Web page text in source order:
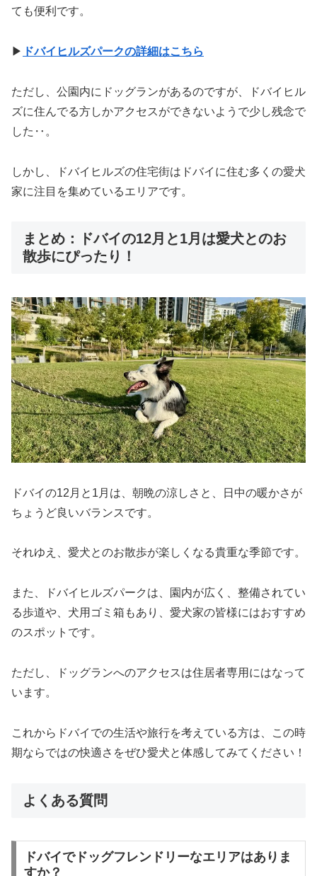
ても便利です。
▶︎ ドバイヒルズパークの詳細はこちら
ただし、公園内にドッグランがあるのですが、ドバイヒル
ズに住んでる方しかアクセスができないようで少し残念で
した‥。
しかし、ドバイヒルズの住宅街はドバイに住む多くの愛犬
家に注目を集めているエリアです。
まとめ：ドバイの12月と1月は愛犬とのお
散歩にぴったり！
ドバイの12月と1月は、朝晩の涼しさと、日中の暖かさが
ちょうど良いバランスです。
それゆえ、愛犬とのお散歩が楽しくなる貴重な季節です。
また、ドバイヒルズパークは、園内が広く、整備されてい
る歩道や、犬用ゴミ箱もあり、愛犬家の皆様にはおすすめ
のスポットです。
ただし、ドッグランへのアクセスは住居者専用にはなって
います。
これからドバイでの生活や旅行を考えている方は、この時
期ならではの快適さをぜひ愛犬と体感してみてください！
よくある質問
ドバイでドッグフレンドリーなエリアはありま
すか？